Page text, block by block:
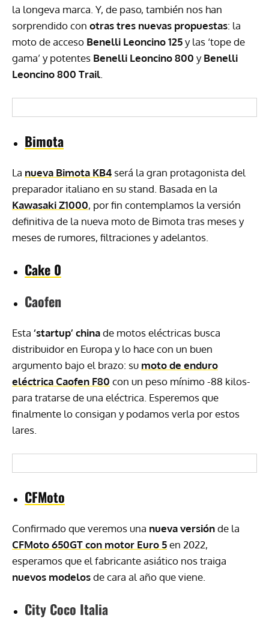
la longeva marca. Y, de paso, también nos han
sorprendido con otras tres nuevas propuestas: la
moto de acceso Benelli Leoncino 125y las ‘tope de
gama’ y potentes Benelli Leoncino 800 yBenelli
Leoncino 800 Trail
Bimota
La nueva Bimota KB4 será la gran protagonista del
preparador italiano en su stand. Basada en la
Kawasaki Z1000, por fin contemplamos la versión
definitiva de la nueva moto de Bimota tras meses y
meses de rumores, filtraciones y adelantos.
Cake 0
Caofen
Esta ‘startup’ chinade motos eléctricas busca
distribuidor en Europa y lo hace con un buen
argumento bajo el brazo: su moto de enduro
eléctrica Caofen F80 con un peso mínimo -88 kilos-
para tratarse de una eléctrica. Esperemos que
finalmente lo consigan y podamos verla por estos
lares.
CFMoto
Confirmado que veremos una nueva versiónde la
CFMoto 650GT con motor Euro 5en 2022,
esperamos que el fabricante asiático nos traiga
nuevos modelosde cara al año que viene.
City Coco Italia